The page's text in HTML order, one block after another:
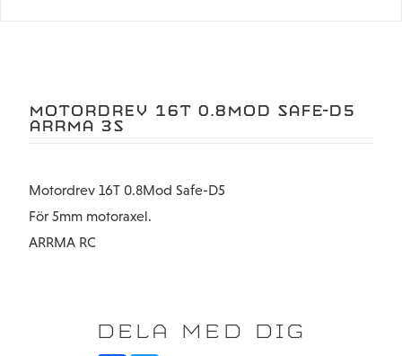
MOTORDREV 16T 0.8MOD SAFE-D5
ARRMA 3S
Motordrev 16T 0.8Mod Safe-D5
För 5mm motoraxel.
ARRMA RC
DELA MED DIG